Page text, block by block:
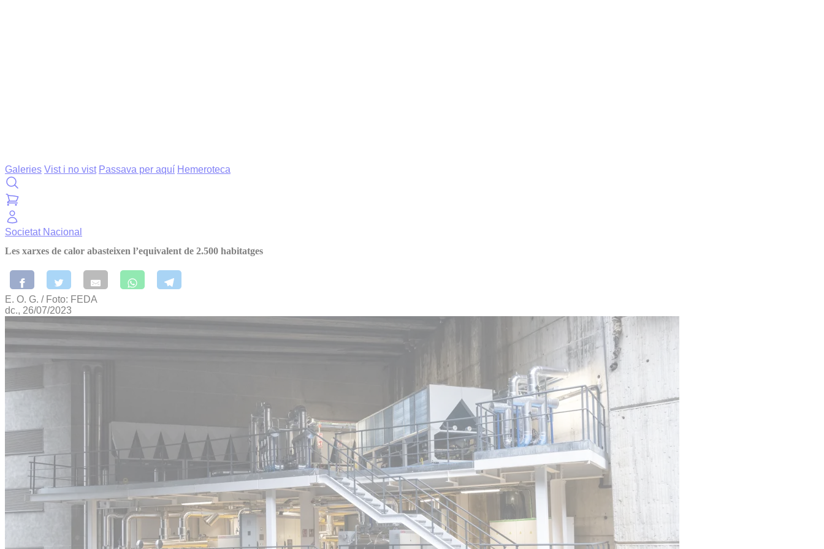
Galeries Vist i no vist Passava per aquí Hemeroteca
Societat Nacional
Les xarxes de calor abasteixen l’equivalent de 2.500 habitatges
E. O. G. / Foto: FEDA
dc., 26/07/2023